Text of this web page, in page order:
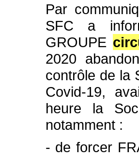
Par
SFC a
GROUPE
2020
contrôle de la
Covid-19,
heure la
notamment :
- de forcer